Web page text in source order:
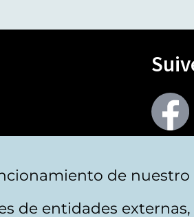
de nuestro
de entidades